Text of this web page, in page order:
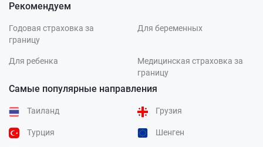
Рекомендуем
Годовая страховка за
границу
Для беременных
Для ребенка
Медицинская страховка за
границу
Самые популярные направления
Таиланд Грузия
Турция Шенген